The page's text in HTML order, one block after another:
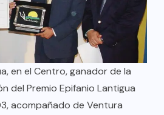
en el Centro, ganador de la
del Premio Epifanio Lantigua
acompañado de Ventura